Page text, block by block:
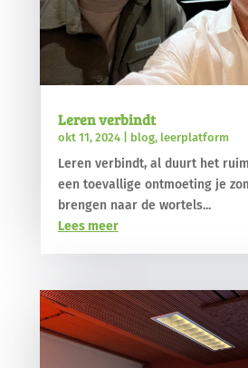
Leren verbindt
okt 11, 2024| blog, leerplatform
Leren verbindt, al duurt het
een toevallige ontmoeting je
brengen naar de wortels...
Lees meer